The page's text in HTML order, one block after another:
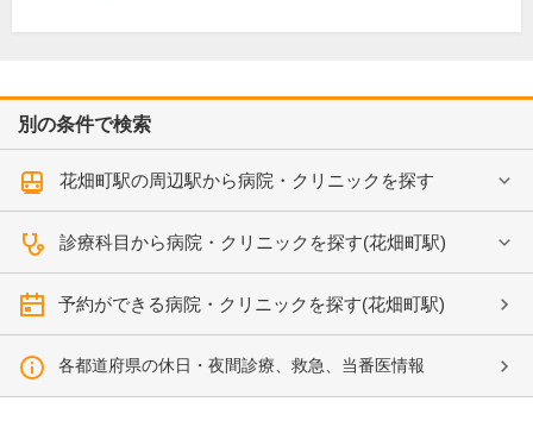
別の条件で検索
花畑町駅の周辺駅から病院・クリニックを探す
診療科目から病院・クリニックを探す(花畑町駅)
予約ができる病院・クリニックを探す(花畑町駅)
各都道府県の休日・夜間診療、救急、当番医情報